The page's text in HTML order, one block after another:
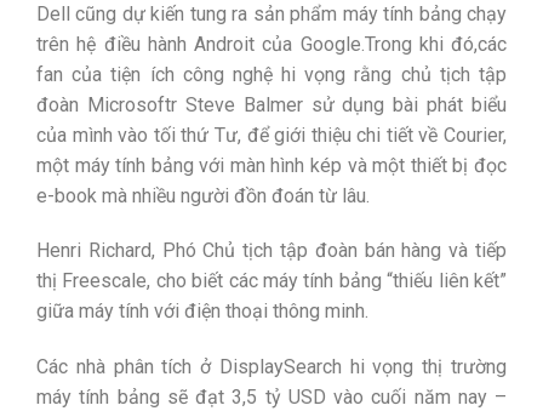
Dell cũng dự kiến tung ra sản phẩm máy tính bảng chạy
trên hệ điều hành Androit của Google.Trong khi đó,các
fan của tiện ích công nghệ hi vọng rằng chủ tịch tập
đoàn Microsoftr Steve Balmer sử dụng bài phát biểu
của mình vào tối thứ Tư, để giới thiệu chi tiết về Courier,
một máy tính bảng với màn hình kép và một thiết bị đọc
e-book mà nhiều người đồn đoán từ lâu.
Henri Richard, Phó Chủ tịch tập đoàn bán hàng và tiếp
thị Freescale, cho biết các máy tính bảng “thiếu liên kết”
giữa máy tính với điện thoại thông minh.
Các nhà phân tích ở DisplaySearch hi vọng thị trường
máy tính bảng sẽ đạt 3,5 tỷ USD vào cuối năm nay –